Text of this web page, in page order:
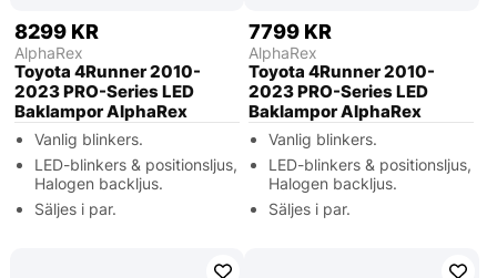
8299 KR
AlphaRex
Toyota 4Runner 2010-
2023 PRO-Series LED
Baklampor AlphaRex
Vanlig blinkers.
LED-blinkers & positionsljus,
Halogen backljus.
Säljes i par.
7799 KR
AlphaRex
Toyota 4Runner 2010-
2023 PRO-Series LED
Baklampor AlphaRex
Vanlig blinkers.
LED-blinkers & positionsljus,
Halogen backljus.
Säljes i par.